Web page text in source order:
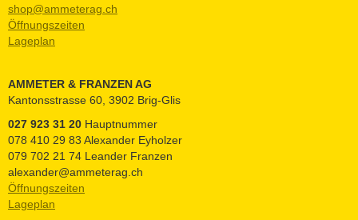
shop@ammeterag.ch
Öffnungszeiten
Lageplan
AMMETER & FRANZEN AG
Kantonsstrasse 60, 3902 Brig-Glis
027 923 31 20 Hauptnummer
078 410 29 83 Alexander Eyholzer
079 702 21 74 Leander Franzen
alexander@ammeterag.ch
Öffnungszeiten
Lageplan